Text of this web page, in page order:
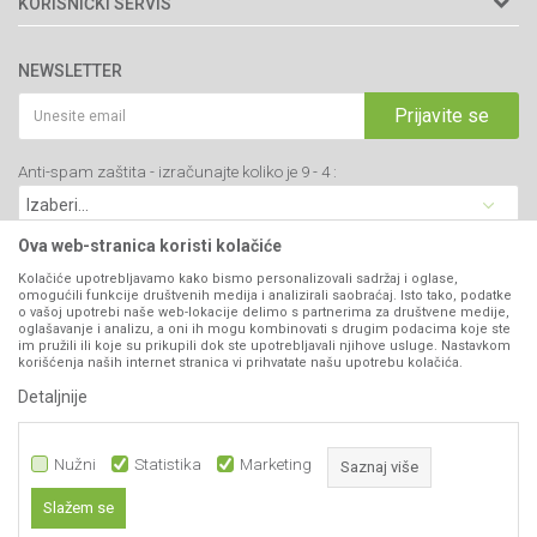
4.799,00
34000 Kragujevac, Srbija
webshop@agromarket.rs
PIB: 102135221
Matični broj: 07593252
Prodavnice
Brendovi
Katalozi
Blog
Najčešća pitanja
Politika privatnosti
Kako kupiti
Isporuka
Click & Collect
Načini plaćanja
Plaćanje karticama
Web kredit Raiffeisen banke
Pravo na odustajanje
Reklamacije
Zamena artikala
NEWSLETTER
Prijavite se
Anti-spam zaštita - izračunajte koliko je 9 - 4 :
VIBER I SMS NEWSLETTER
Prijavite se
PRATITE NAS
Ova web-stranica koristi kolačiće
Kolačiće upotrebljavamo kako bismo personalizovali sadržaj i oglase,
omogućili funkcije društvenih medija i analizirali saobraćaj. Isto tako, podatke
o vašoj upotrebi naše web-lokacije delimo s partnerima za društvene medije,
oglašavanje i analizu, a oni ih mogu kombinovati s drugim podacima koje ste
im pružili ili koje su prikupili dok ste upotrebljavali njihove usluge. Nastavkom
korišćenja naših internet stranica vi prihvatate našu upotrebu kolačića.
Detaljnije
Nužni Statistika Marketing Saznaj više
Slažem se